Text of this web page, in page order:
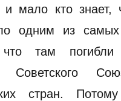
мало кто знает,
одним из
там
Советского
стран.